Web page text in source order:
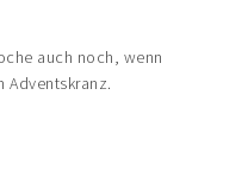
auch noch, wenn
Adventskranz.